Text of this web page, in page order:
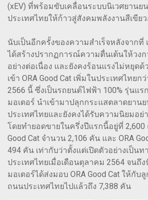
(xEV) ที่พร้อมขับเคลื่อนระบบนิเวศยานย
ประเทศไทยให้ก้าวสู่สังคมพลังงานสีเขีย
นับเป็นอีกครั้งของความสำเร็จหลังจากที่
ได้สร้างปรากฏการณ์ความตื่นเต้นให้วง
อย่างต่อเนื่อง และยังคงร้อนแรงไม่หยุดด้
เข้า ORA Good Cat เพิ่มในประเทศไทยก
2566 นี้ ซึ่งเป็นรถยนต์ไฟฟ้า 100% รุ่นแร
มอเตอร์ นำเข้ามาปลุกกระแสตลาดยาน
ประเทศไทยและยังคงได้รับความนิยมอ
โดยทำยอดขายในครึ่งปีแรกนี้อยู่ที่ 2,600
Good Cat จำนวน 2,106 คัน และ ORA
494 คัน เท่ากับว่าตั้งแต่เปิดตัวอย่างเป็นท
ประเทศไทยเมื่อเดือนตุลาคม 2564 จนถึ
มอเตอร์ได้ส่งมอบ ORA Good Cat ให้กั
ถนนประเทศไทยไปแล้วถึง 7,388 คัน